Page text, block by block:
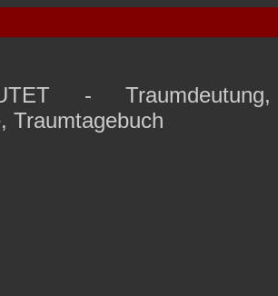
- Traumdeutung,
Traumtagebuch